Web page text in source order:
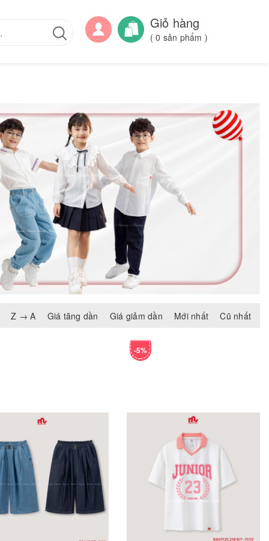
Giỏ hàng
( 0 sản phẩm )
Z → A Giá tăng dần Giá giảm dần Mới nhất Cũ nhất
-5%